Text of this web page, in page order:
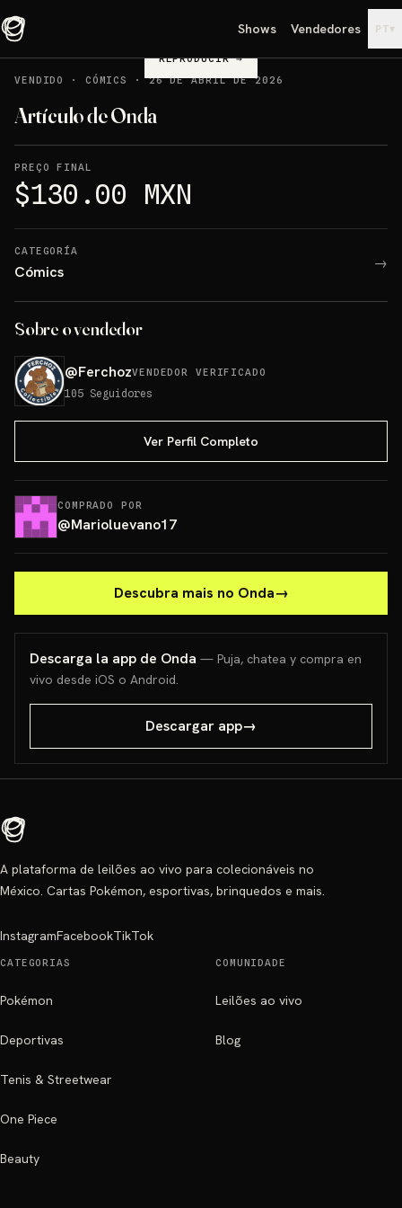
Shows Vendedores PT▾
REPRODUCIR→
VENDIDO
· CÓMICS ·26 DE ABRIL DE 2026
Artículo de Onda
PREÇO FINAL
$130.00 MXN
CATEGORÍA
Cómics →
Sobre o vendedor
@FerchozVENDEDOR VERIFICADO
105 Seguidores
Ver Perfil Completo
COMPRADO POR
@Marioluevano17
Descubra mais no Onda→
Descarga la app de Onda — Puja, chatea y compra en
vivo desde iOS o Android.
Descargar app→
A plataforma de leilões ao vivo para colecionáveis no
México. Cartas Pokémon, esportivas, brinquedos e mais.
InstagramFacebookTikTok
CATEGORIAS
Pokémon
Deportivas
Tenis & Streetwear
One Piece
Beauty
COMUNIDADE
Leilões ao vivo
Blog